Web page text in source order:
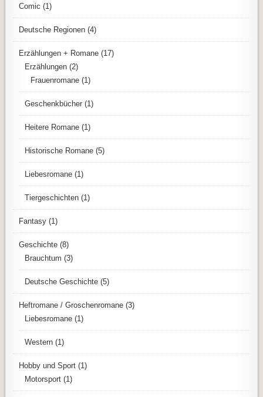
Comic (1)
Deutsche Regionen (4)
Erzählungen + Romane (17)
Erzählungen (2)
Frauenromane (1)
Geschenkbücher (1)
Heitere Romane (1)
Historische Romane (5)
Liebesromane (1)
Tiergeschichten (1)
Fantasy (1)
Geschichte (8)
Brauchtum (3)
Deutsche Geschichte (5)
Heftromane / Groschenromane (3)
Liebesromane (1)
Western (1)
Hobby und Sport (1)
Motorsport (1)